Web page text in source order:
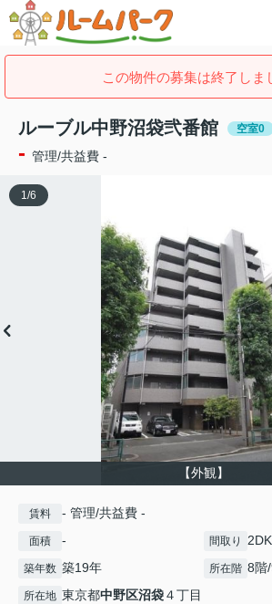
この物件の募集は終了しま
ルーブル中野沼袋弐番館 空室0
- 管理/共益費 -
【外観】
1/6
賃料 - 管理/共益費 -
面積 - 間取り 2DK
築年数 築19年 所在階 8階
所在地 東京都中野区沼袋４丁目